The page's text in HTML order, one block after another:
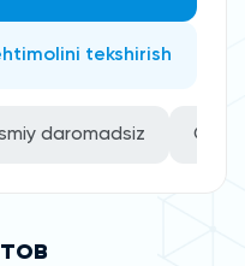
tekshirish
daromadsiz